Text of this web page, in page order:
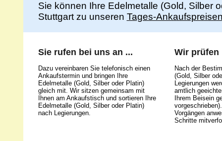
Sie können Ihre Edelmetalle (Gold, Silber
Stuttgart zu unseren Tages-
Sie rufen bei uns an ...
Dazu vereinbaren Sie telefonisch einen
Ankaufstermin und bringen Ihre
Edelmetalle (Gold, Silber oder Platin)
gleich mit. Wir sitzen gemeinsam mit
Ihnen am Ankaufstisch und sortieren Ihre
Edelmetalle (Gold, Silber oder Platin)
nach Legierungen.
Wir prüfen
Nach der
(Gold, Silber
Legierungen
amtlich
Ihrem Beisein
Vorgängen
Schritte